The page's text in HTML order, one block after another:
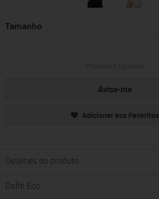
Tamanho
Avise-me
Adicionar aos Favoritos
Detalhes do produto
Dafiti Eco